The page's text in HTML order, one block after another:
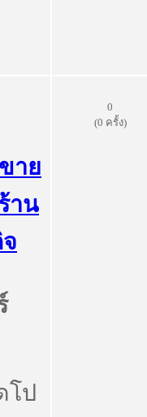
าย
าน
โป
0
(0 ครั้ง)